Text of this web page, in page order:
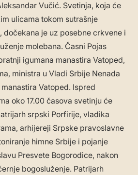
Vučić. Svetinja, koja će
ulicama tokom sutrašnje
dočekana je uz posebne crkvene i
molebana. Časni Pojas
igumana manastira Vatoped,
ministra u Vladi Srbije Nenada
Vatoped. Ispred
oko 17.00 časova svetinju će
srpski Porfirije, vladika
arhijereji Srpske pravoslavne
himne Srbije i pojanje
Presvete Bogorodice, nakon
bogosluženje. Patrijarh